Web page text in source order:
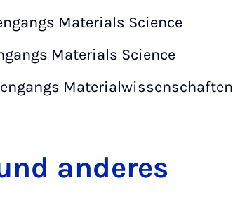
Materials Science
Materials Science
Materialwissenschaften
anderes